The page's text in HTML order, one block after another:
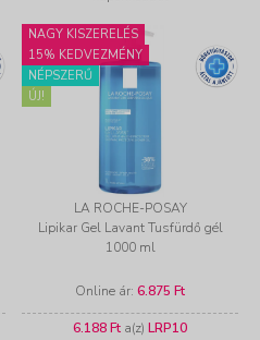
NAGY KISZERELÉS
15% KEDVEZMÉNY
NÉPSZERŰ
ÚJ!
LA ROCHE-POSAY
Lipikar Gel Lavant Tusfürdő gél
1000 ml
Online ár: 6.875 Ft
6.188 Ft a(z) LRP10